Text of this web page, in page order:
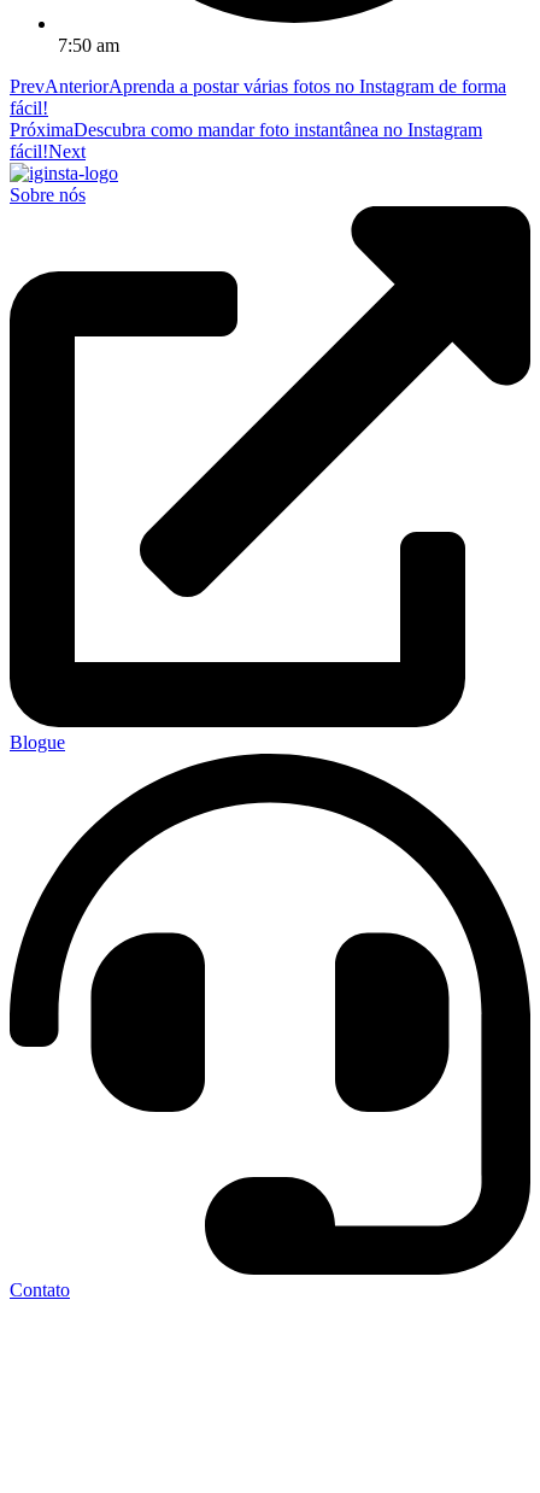
7:50 am
PrevAnteriorAprenda a postar várias fotos no Instagram de forma
fácil!
PróximaDescubra como mandar foto instantânea no Instagram
fácil!Next
Sobre nós
Blogue
Contato